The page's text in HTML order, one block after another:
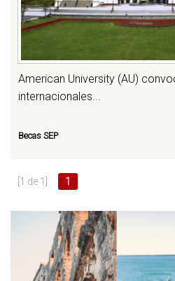
American University (AU)
internacionales...
Becas SEP
[1 de 1] 1